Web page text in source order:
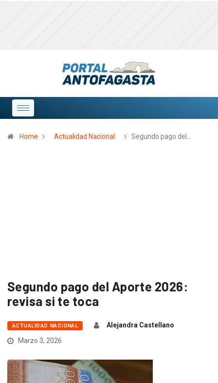
Home Actualidad Nacional Segundo pago del…
Segundo pago del Aporte 2026:
revisa si te toca
ACTUALIDAD NACIONAL
Alejandra Castellano
Marzo 3, 2026